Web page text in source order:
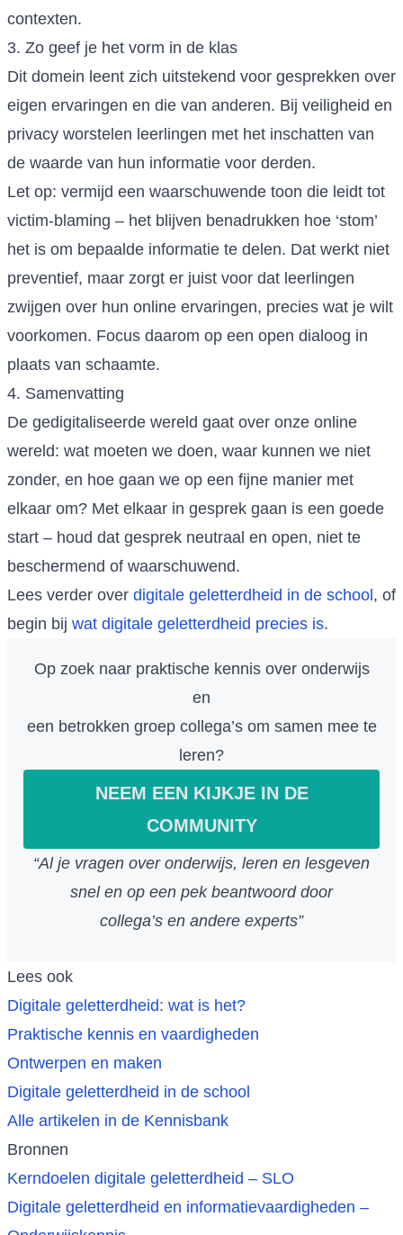
contexten.
3. Zo geef je het vorm in de klas
Dit domein leent zich uitstekend voor gesprekken over
eigen ervaringen en die van anderen. Bij veiligheid en
privacy worstelen leerlingen met het inschatten van
de waarde van hun informatie voor derden.
Let op: vermijd een waarschuwende toon die leidt tot
victim-blaming – het blijven benadrukken hoe ‘stom’
het is om bepaalde informatie te delen. Dat werkt niet
preventief, maar zorgt er juist voor dat leerlingen
zwijgen over hun online ervaringen, precies wat je wilt
voorkomen. Focus daarom op een open dialoog in
plaats van schaamte.
4. Samenvatting
De gedigitaliseerde wereld gaat over onze online
wereld: wat moeten we doen, waar kunnen we niet
zonder, en hoe gaan we op een fijne manier met
elkaar om? Met elkaar in gesprek gaan is een goede
start – houd dat gesprek neutraal en open, niet te
beschermend of waarschuwend.
Lees verder over digitale geletterdheid in de school, of
begin bij wat digitale geletterdheid precies is.
Op zoek naar praktische kennis over onderwijs
en
een betrokken groep collega’s om samen mee te
leren?
NEEM EEN KIJKJE IN DE
COMMUNITY
“Al je vragen over onderwijs, leren en lesgeven
snel en op een pek beantwoord door
collega’s en andere experts”
Lees ook
Digitale geletterdheid: wat is het?
Praktische kennis en vaardigheden
Ontwerpen en maken
Digitale geletterdheid in de school
Alle artikelen in de Kennisbank
Bronnen
Kerndoelen digitale geletterdheid – SLO
Digitale geletterdheid en informatievaardigheden –